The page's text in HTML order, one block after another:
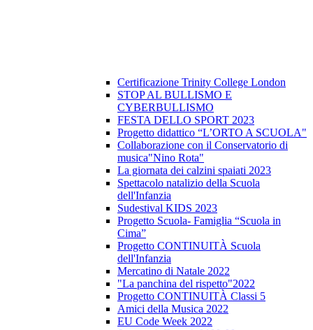
Certificazione Trinity College London
STOP AL BULLISMO E
CYBERBULLISMO
FESTA DELLO SPORT 2023
Progetto didattico “L’ORTO A SCUOLA"
Collaborazione con il Conservatorio di
musica"Nino Rota"
La giornata dei calzini spaiati 2023
Spettacolo natalizio della Scuola
dell'Infanzia
Sudestival KIDS 2023
Progetto Scuola- Famiglia “Scuola in
Cima”
Progetto CONTINUITÀ Scuola
dell'Infanzia
Mercatino di Natale 2022
"La panchina del rispetto"2022
Progetto CONTINUITÀ Classi 5
Amici della Musica 2022
EU Code Week 2022